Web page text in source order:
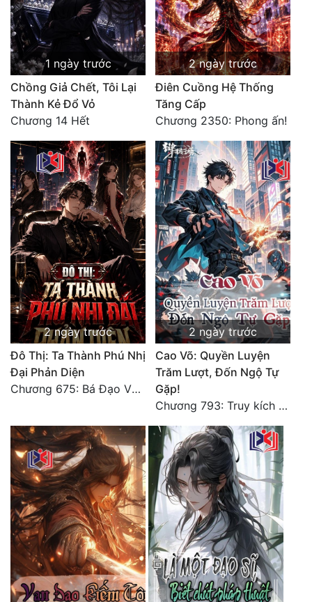
Tu Tiên
Tội Phạm
Vô Địch
Võ Hiệp
Xuyên Không
Xuyên Nhanh
Xuyên Sách
Xuyên Thư
Điền Văn
Đô Thị
Đông Phương
Đông Phương Huyền Huyễn
Đồng Nhân
Cẩu Đạo Trường Sinh
Ngự Thú
Truyện Nam
Truyện Nữ
Vô Địch Lưu
Xây Dựng Thế Lực
1 ngày trước
Chồng Giả Chết, Tôi Lại
Thành Kẻ Đổ Vỏ
Chương 14 Hết
2 ngày trước
Điên Cuồng Hệ Thống
Tăng Cấp
Chương 2350: Phong ấn!
2 ngày trước
Đô Thị: Ta Thành Phú Nhị
Đại Phản Diện
Chương 675: Bá Đạo Vương Gia
2 ngày trước
Cao Võ: Quyền Luyện
Trăm Lượt, Đốn Ngộ Tự
Gặp!
Chương 793: Truy kích (2)